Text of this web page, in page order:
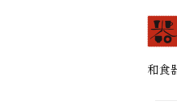
和食